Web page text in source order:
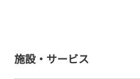
施設・サービス